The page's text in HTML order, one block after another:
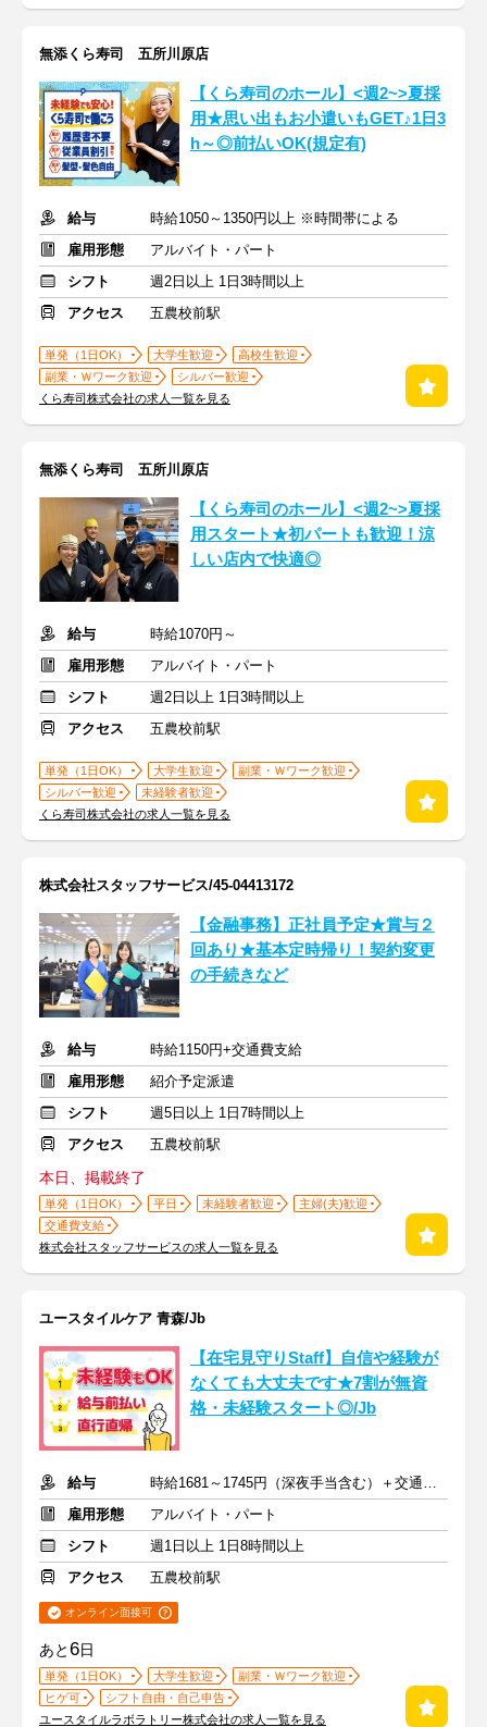
無添くら寿司 五所川原店
【くら寿司のホール】<週2~>夏採
用★思い出もお小遣いもGET♪1日3
h～◎前払いOK(規定有)
給与
時給1050～1350円以上 ※時間帯による
雇用形態
アルバイト・パート
シフト
週2日以上 1日3時間以上
アクセス
五農校前駅
単発（1日OK） 大学生歓迎
高校生歓迎
副業・Ｗワーク歓迎
シルバー歓迎
くら寿司株式会社の求人一覧を見る
無添くら寿司 五所川原店
【くら寿司のホール】<週2~>夏採
用スタート★初パートも歓迎！涼
しい店内で快適◎
給与
時給1070円～
雇用形態
アルバイト・パート
シフト
週2日以上 1日3時間以上
アクセス
五農校前駅
単発（1日OK） 大学生歓迎
副業・Ｗワーク歓迎
シルバー歓迎
未経験者歓迎
くら寿司株式会社の求人一覧を見る
株式会社スタッフサービス/45-04413172
【金融事務】正社員予定★賞与２
回あり★基本定時帰り！契約変更
の手続きなど
給与
時給1150円+交通費支給
雇用形態
紹介予定派遣
シフト
週5日以上 1日7時間以上
アクセス
五農校前駅
本日、掲載終了
単発（1日OK） 平日 未経験者歓迎
主婦(夫)歓迎
交通費支給
株式会社スタッフサービスの求人一覧を見る
ユースタイルケア 青森/Jb
【在宅見守りStaff】自信や経験が
なくても大丈夫です★7割が無資
格・未経験スタート◎/Jb
給与
時給1681～1745円（深夜手当含む）＋交通費支給
雇用形態
アルバイト・パート
シフト
週1日以上 1日8時間以上
アクセス
五農校前駅
オンライン面接可
あと6日
単発（1日OK） 大学生歓迎
副業・Ｗワーク歓迎
ヒゲ可
シフト自由・自己申告
ユースタイルラボラトリー株式会社の求人一覧を見る